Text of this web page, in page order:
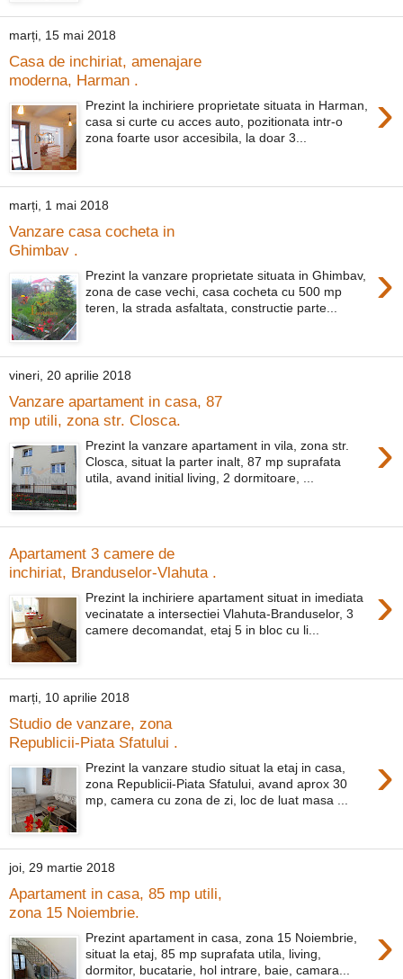
marți, 15 mai 2018
Casa de inchiriat, amenajare
moderna, Harman .
›
Prezint la inchiriere proprietate situata in Harman,
casa si curte cu acces auto, pozitionata intr-o
zona foarte usor accesibila, la doar 3...
marți, 1 mai 2018
Vanzare casa cocheta in
Ghimbav .
›
Prezint la vanzare proprietate situata in Ghimbav,
zona de case vechi, casa cocheta cu 500 mp
teren, la strada asfaltata, constructie parte...
vineri, 20 aprilie 2018
Vanzare apartament in casa, 87
mp utili, zona str. Closca.
›
Prezint la vanzare apartament in vila, zona str.
Closca, situat la parter inalt, 87 mp suprafata
utila, avand initial living, 2 dormitoare, ...
Apartament 3 camere de
inchiriat, Branduselor-Vlahuta .
›
Prezint la inchiriere apartament situat in imediata
vecinatate a intersectiei Vlahuta-Branduselor, 3
camere decomandat, etaj 5 in bloc cu li...
marți, 10 aprilie 2018
Studio de vanzare, zona
Republicii-Piata Sfatului .
›
Prezint la vanzare studio situat la etaj in casa,
zona Republicii-Piata Sfatului, avand aprox 30
mp, camera cu zona de zi, loc de luat masa ...
joi, 29 martie 2018
Apartament in casa, 85 mp utili,
zona 15 Noiembrie.
›
Prezint apartament in casa, zona 15 Noiembrie,
situat la etaj, 85 mp suprafata utila, living,
dormitor, bucatarie, hol intrare, baie, camara...